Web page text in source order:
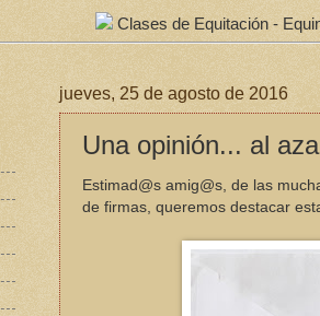
Clases de Equitación -
jueves, 25 de agosto de 2016
Una opinión... al
Estimad@s amig@s, de las
de firmas, queremos destacar